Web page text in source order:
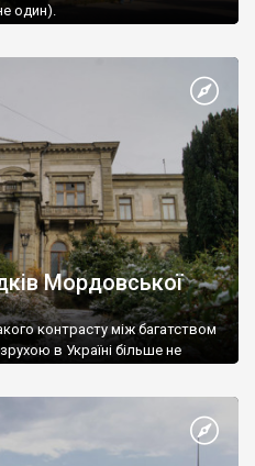
один).
Мордовської
контрасту між багатством
в Україні більше не